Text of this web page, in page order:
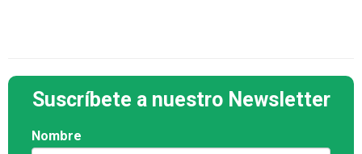
Suscríbete a nuestro Newsletter
Nombre